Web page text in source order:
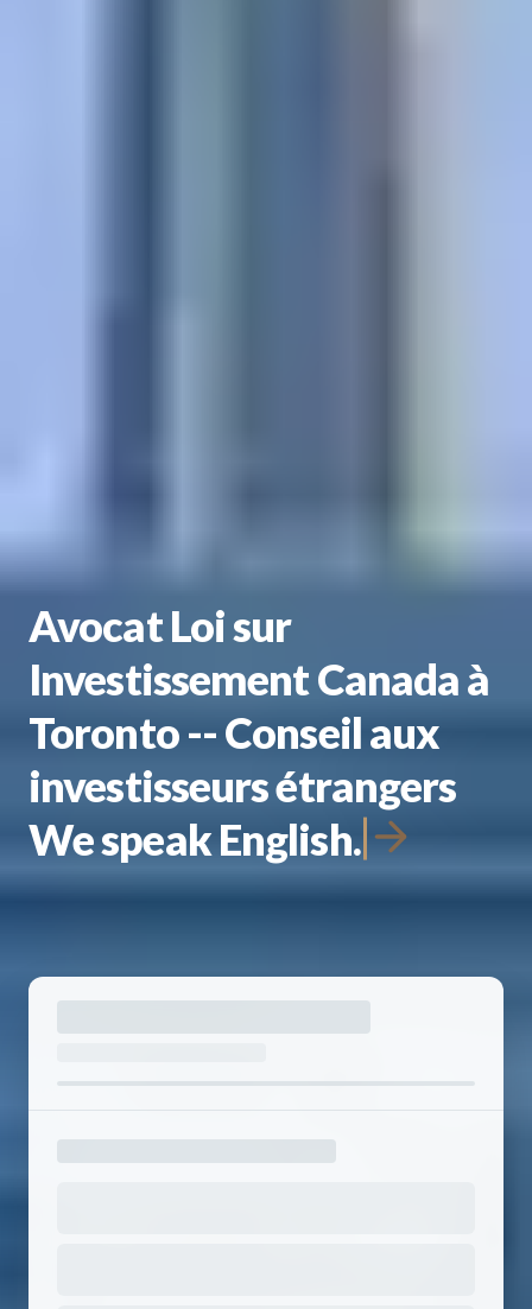
Avocat Loi sur
Investissement Canada à
Toronto -- Conseil aux
investisseurs étrangers
We speak English.